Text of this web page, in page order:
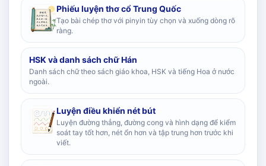
Phiếu luyện thơ cổ Trung Quốc
Tạo bài chép thơ với pinyin tùy chọn và xuống dòng rõ
ràng.
HSK và danh sách chữ Hán
Danh sách chữ theo sách giáo khoa, HSK và tiếng Hoa ở nước
ngoài.
Luyện điều khiển nét bút
Luyện đường thẳng, đường cong và hình dạng để kiểm
soát tay tốt hơn, nét ổn hơn và tập trung hơn trước khi
viết.